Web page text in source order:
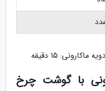
15 دقیقه
با گوشت چرخ